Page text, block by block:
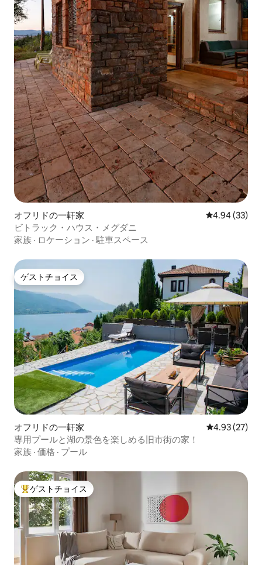
オフリドの一軒家 レビュー33
4.94 (33)
ビトラック・ハウス・メグダニ
家族 · ロケーション ·駐車スペース
ゲストチョイス
ゲストチョイス
オフリドの一軒家 レビュー27
4.93 (27)
専用プールと湖の景色を楽しめる旧市街の家！
家族 · 価格 · プール
大好評のゲストチョイスです。
ゲストチョイス